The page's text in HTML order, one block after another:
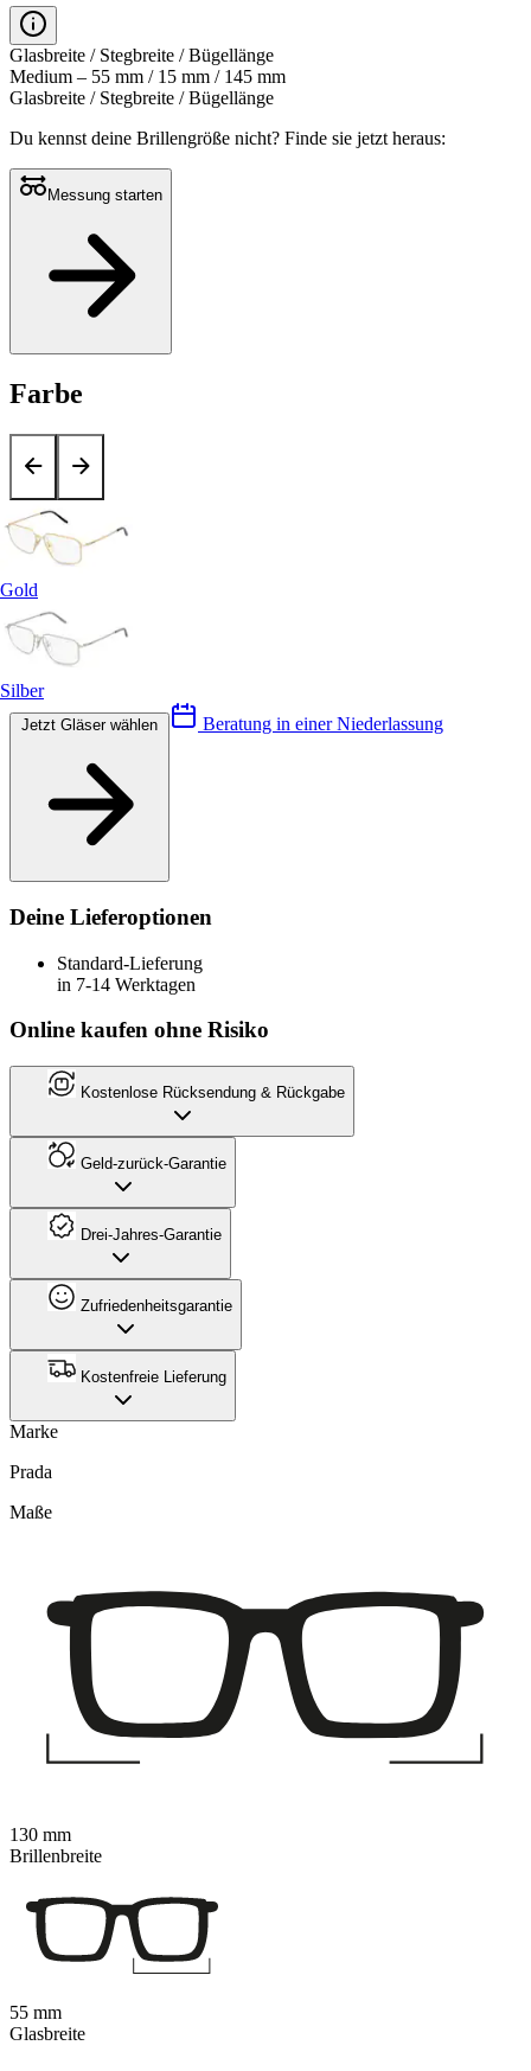
Glasbreite / Stegbreite / Bügellänge
Medium – 55 mm / 15 mm / 145 mm
Glasbreite / Stegbreite / Bügellänge
Du kennst deine Brillengröße nicht? Finde sie jetzt heraus:
Messung starten
Farbe
Gold
Silber
Beratung in einer Niederlassung
Deine Lieferoptionen
Standard-Lieferung
in 7-14 Werktagen
Online kaufen ohne Risiko
Kostenlose Rücksendung & Rückgabe
Geld-zurück-Garantie
Drei-Jahres-Garantie
Zufriedenheitsgarantie
Kostenfreie Lieferung
Marke
Prada
Maße
130 mm
Brillenbreite
55 mm
Glasbreite